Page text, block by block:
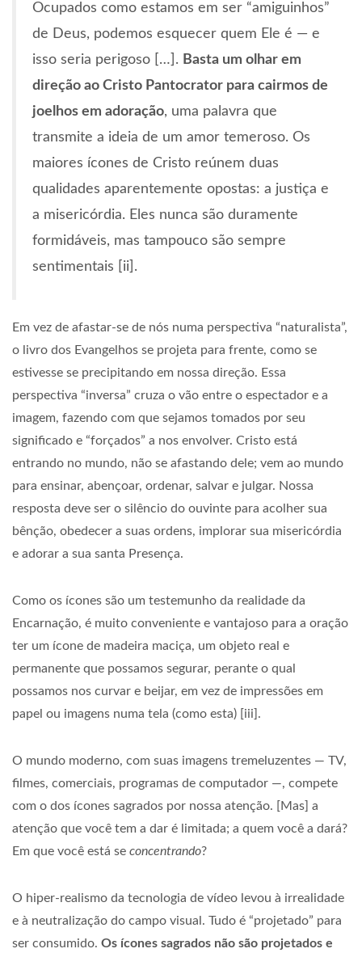
Ocupados como estamos em ser “amiguinhos”
de Deus, podemos esquecer quem Ele é — e
isso seria perigoso […]. Basta um olhar em
direção ao Cristo Pantocrator para cairmos de
joelhos em adoração, uma palavra que
transmite a ideia de um amor temeroso. Os
maiores ícones de Cristo reúnem duas
qualidades aparentemente opostas: a justiça e
a misericórdia. Eles nunca são duramente
formidáveis, mas tampouco são sempre
sentimentais [ii].
Em vez de afastar-se de nós numa perspectiva “naturalista”,
o livro dos Evangelhos se projeta para frente, como se
estivesse se precipitando em nossa direção. Essa
perspectiva “inversa” cruza o vão entre o espectador e a
imagem, fazendo com que sejamos tomados por seu
significado e “forçados” a nos envolver. Cristo está
entrando no mundo, não se afastando dele; vem ao mundo
para ensinar, abençoar, ordenar, salvar e julgar. Nossa
resposta deve ser o silêncio do ouvinte para acolher sua
bênção, obedecer a suas ordens, implorar sua misericórdia
e adorar a sua santa Presença.
Como os ícones são um testemunho da realidade da
Encarnação, é muito conveniente e vantajoso para a oração
ter um ícone de madeira maciça, um objeto real e
permanente que possamos segurar, perante o qual
possamos nos curvar e beijar, em vez de impressões em
papel ou imagens numa tela (como esta) [iii].
O mundo moderno, com suas imagens tremeluzentes — TV,
filmes, comerciais, programas de computador —, compete
com o dos ícones sagrados por nossa atenção. [Mas] a
atenção que você tem a dar é limitada; a quem você a dará?
Em que você está se concentrando?
O hiper-realismo da tecnologia de vídeo levou à irrealidade
e à neutralização do campo visual. Tudo é “projetado” para
ser consumido. Os ícones sagrados não são projetados e